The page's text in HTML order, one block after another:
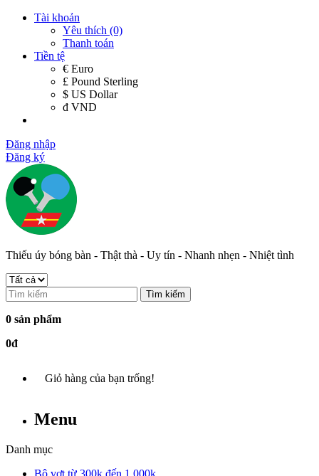
Tài khoản
Yêu thích (0)
Thanh toán
Tiền tệ
€ Euro
£ Pound Sterling
$ US Dollar
đ VND
Đăng nhập
Đăng ký
Thiếu úy bóng bàn - Thật thà - Uy tín - Nhanh nhẹn - Nhiệt tình
Tìm kiếm
0 sản phẩm
0đ
Giỏ hàng của bạn trống!
Menu
Danh mục
Bộ vợt từ 300k đến 1.000k